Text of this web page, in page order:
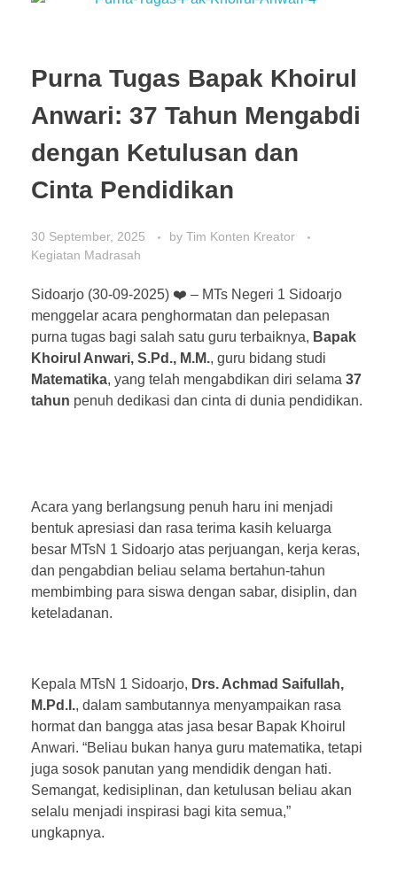
Purna Tugas Bapak Khoirul
Anwari: 37 Tahun Mengabdi
dengan Ketulusan dan
Cinta Pendidikan
30 September, 2025 by Tim Konten Kreator
Kegiatan Madrasah
Sidoarjo (30-09-2025) ❤️ – MTs Negeri 1 Sidoarjo
menggelar acara penghormatan dan pelepasan
purna tugas bagi salah satu guru terbaiknya, Bapak
Khoirul Anwari, S.Pd., M.M., guru bidang studi
Matematika, yang telah mengabdikan diri selama 37
tahun penuh dedikasi dan cinta di dunia pendidikan.
Acara yang berlangsung penuh haru ini menjadi
bentuk apresiasi dan rasa terima kasih keluarga
besar MTsN 1 Sidoarjo atas perjuangan, kerja keras,
dan pengabdian beliau selama bertahun-tahun
membimbing para siswa dengan sabar, disiplin, dan
keteladanan.
Kepala MTsN 1 Sidoarjo, Drs. Achmad Saifullah,
M.Pd.I., dalam sambutannya menyampaikan rasa
hormat dan bangga atas jasa besar Bapak Khoirul
Anwari. “Beliau bukan hanya guru matematika, tetapi
juga sosok panutan yang mendidik dengan hati.
Semangat, kedisiplinan, dan ketulusan beliau akan
selalu menjadi inspirasi bagi kita semua,”
ungkapnya.